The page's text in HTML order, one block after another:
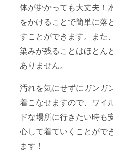
体が掛かっても大丈夫！
をかけることで簡単に落
すことができます。また、
染みが残ることはほとん
ありません。
汚れを気にせずにガンガ
着こなせますので、ワイ
ドな場所に行きたい時も
心して着ていくことがで
ます！